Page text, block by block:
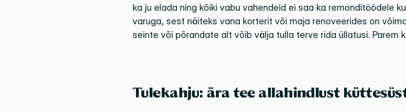
ka ju elada ning kõiki vabu vahendeid ei saa ka remonditöödele
varuga, sest näiteks vana korterit või maja renoveerides on
seinte või põrandate alt võib välja tulla terve rida üllatusi. Parem
Tulekahju: ära tee allahindlust